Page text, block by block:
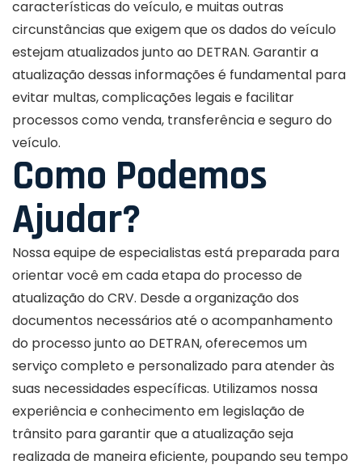
características do veículo, e muitas outras
circunstâncias que exigem que os dados do veículo
estejam atualizados junto ao DETRAN. Garantir a
atualização dessas informações é fundamental para
evitar multas, complicações legais e facilitar
processos como venda, transferência e seguro do
veículo.
Como Podemos
Ajudar?
Nossa equipe de especialistas está preparada para
orientar você em cada etapa do processo de
atualização do CRV. Desde a organização dos
documentos necessários até o acompanhamento
do processo junto ao DETRAN, oferecemos um
serviço completo e personalizado para atender às
suas necessidades específicas. Utilizamos nossa
experiência e conhecimento em legislação de
trânsito para garantir que a atualização seja
realizada de maneira eficiente, poupando seu tempo